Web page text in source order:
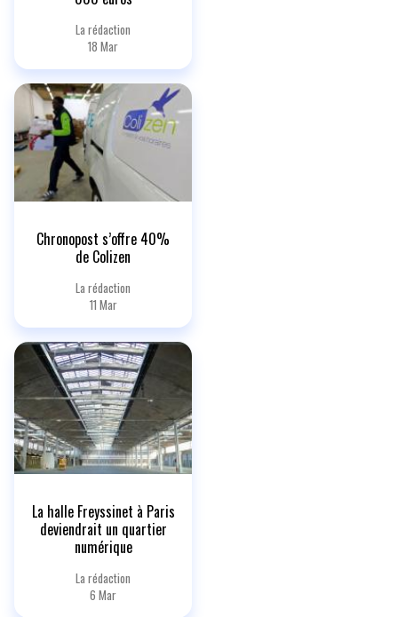
La rédaction
18 Mar
Chronopost s’offre 40%
de Colizen
La rédaction
11 Mar
La halle Freyssinet à Paris
deviendrait un quartier
numérique
La rédaction
6 Mar